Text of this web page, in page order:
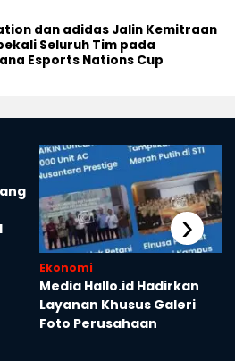
dan adidas Jalin Kemitraan
Seluruh Tim pada
Esports Nations Cup
Ekonomi
Media Hallo.id Hadirkan
Layanan Khusus Galeri
Foto Perusahaan
›